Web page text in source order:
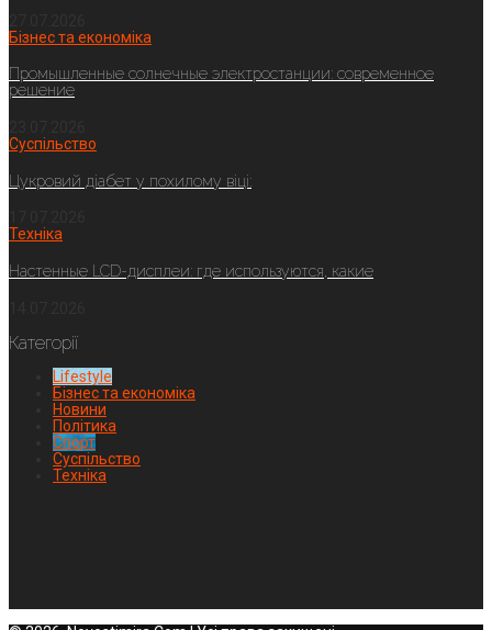
Бізнес та економіка
Промышленные солнечные электростанции: современное
решение
Суспільство
Цукровий діабет у похилому віці:
Техніка
Настенные LCD-дисплеи: где используются, какие
Категорії
Lifestyle
Бізнес та економіка
Новини
Політика
Спорт
Суспільство
Техніка